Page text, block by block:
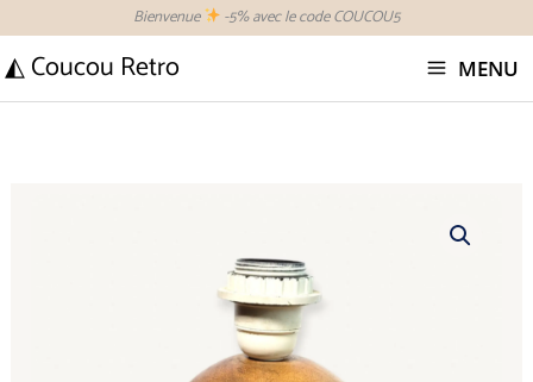
contenu
Bienvenue -5% avec le code COUCOU5
◭ Coucou Retro MENU